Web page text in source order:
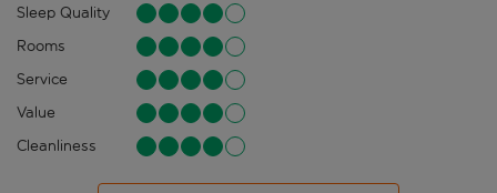
Sleep Quality
Rooms
Service
Value
Cleanliness